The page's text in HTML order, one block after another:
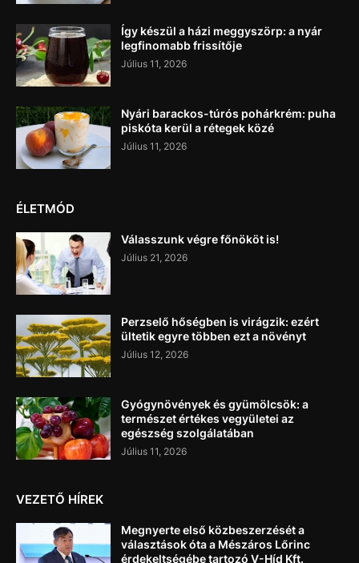
Így készül a házi meggyszörp: a nyár
legfinomabb frissítője
Július 11, 2026
Nyári barackos-túrós pohárkrém: puha
piskóta kerül a rétegek közé
Július 11, 2026
ÉLETMÓD
Válasszunk végre főnököt is!
Július 21, 2026
Perzselő hőségben is virágzik: ezért
ültetik egyre többen ezt a növényt
Július 12, 2026
Gyógynövények és gyümölcsök: a
természet értékes vegyületei az
egészség szolgálatában
Július 11, 2026
VEZETŐ HÍREK
Megnyerte első közbeszerzését a
választások óta a Mészáros Lőrinc
érdekeltségébe tartozó V-Híd Kft.